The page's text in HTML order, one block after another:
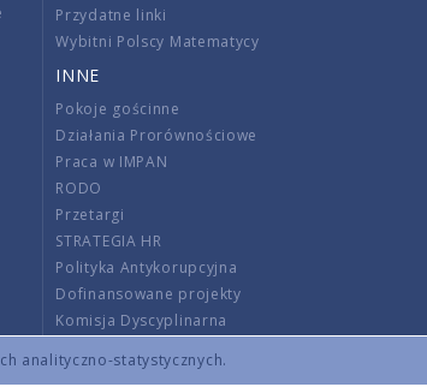
analityczno-statystycznych.
Przydatne linki
Wybitni Polscy Matematycy
INNE
Pokoje gościnne
Działania Prorównościowe
Praca w IMPAN
RODO
Przetargi
STRATEGIA HR
Polityka Antykorupcyjna
Dofinansowane projekty
Komisja Dyscyplinarna
Wnoszenie opłat